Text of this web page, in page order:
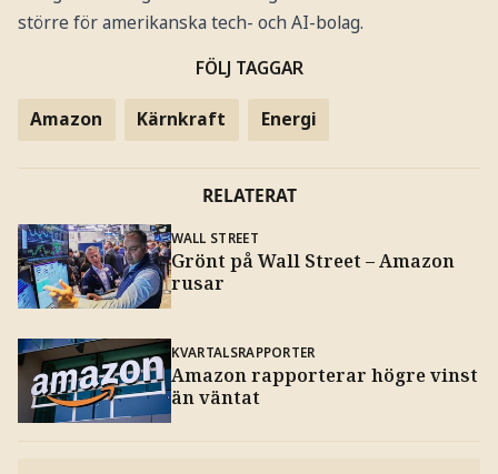
större för amerikanska tech- och AI-bolag.
FÖLJ TAGGAR
Amazon Kärnkraft Energi
RELATERAT
WALL STREET
Grönt på Wall Street – Amazon
rusar
KVARTALSRAPPORTER
Amazon rapporterar högre vinst
än väntat